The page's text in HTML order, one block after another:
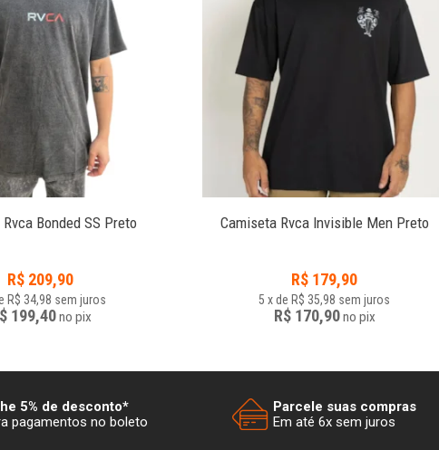
Bonded SS Preto
R$ 209,90
R$ 34,98 sem juros
199,40no pix
Camiseta Rvca Invisible Men Preto
R$ 179,90
5 xde R$ 35,98 sem juros
R$ 170,90no pix
5% de desconto*
pagamentos no boleto
Parcele suas compras
Em até 6x sem juros